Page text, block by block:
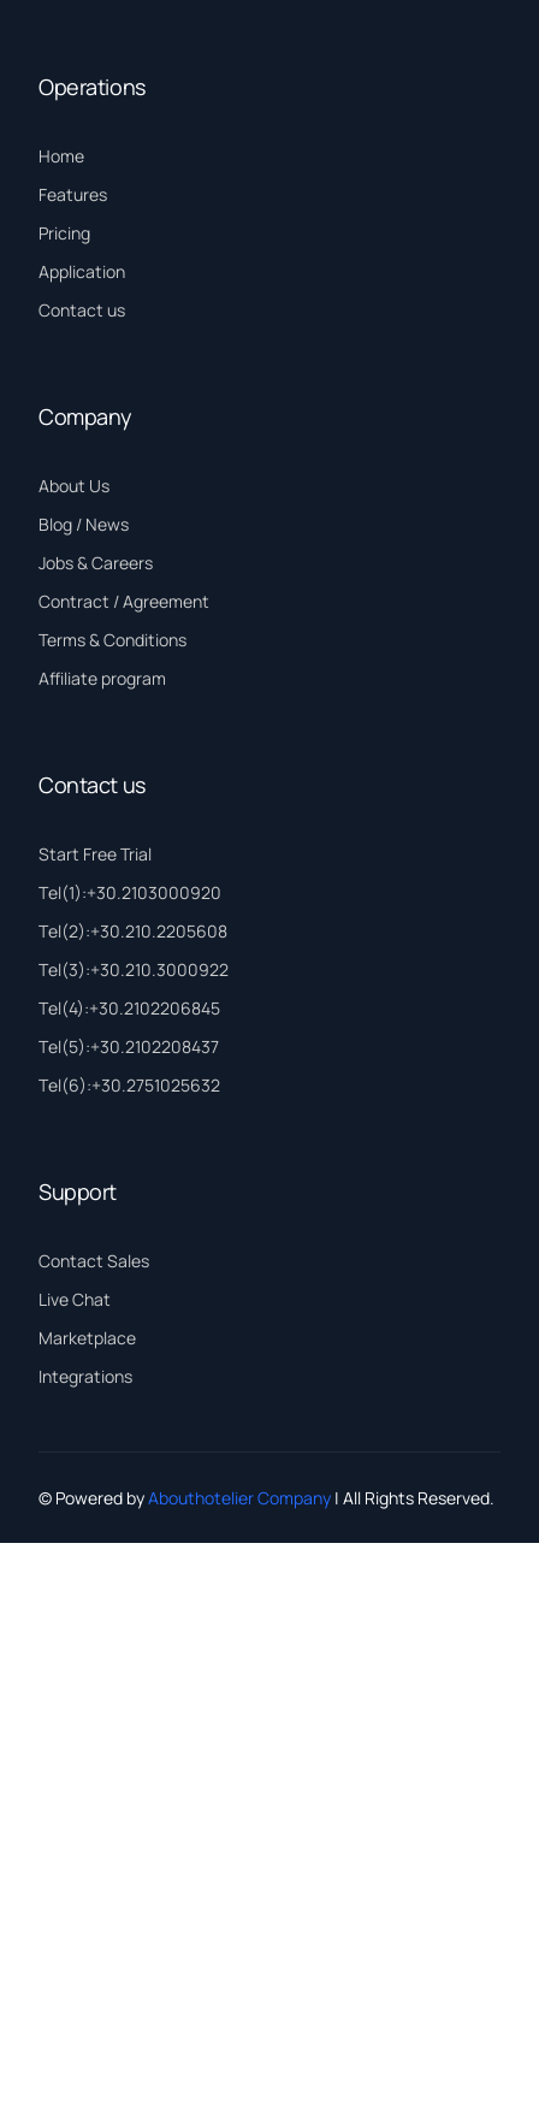
Operations
Home
Features
Pricing
Application
Contact us
Company
About Us
Blog / News
Jobs & Careers
Contract / Agreement
Terms & Conditions
Affiliate program
Contact us
Start Free Trial
Τel(1):+30.2103000920
Τel(2):+30.210.2205608
Τel(3):+30.210.3000922
Τel(4):+30.2102206845
Τel(5):+30.2102208437
Τel(6):+30.2751025632
Support
Contact Sales
Live Chat
Marketplace
Integrations
© Powered byAbouthotelier Company | All Rights Reserved.